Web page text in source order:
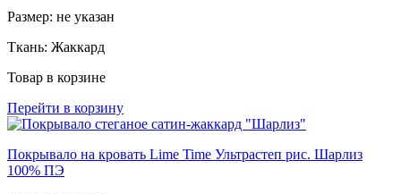
Размер: не указан
Ткань: Жаккард
Товар в корзине
Перейти в корзину
Покрывало на кровать Lime Time Ультрастеп рис. Шарлиз
100% ПЭ